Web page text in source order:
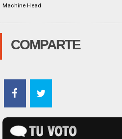
Machine Head
COMPARTE